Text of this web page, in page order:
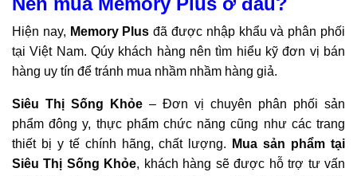
Hiện nay, Memory Plus đã được nhập khẩu và phân phối
tại Việt Nam. Qúy khách hàng nên tìm hiểu kỹ đơn vị bán
hàng uy tín để tránh mua nhầm nhầm hàng giả.
Siêu Thị Sống Khỏe – Đơn vị chuyên phân phối sản
phẩm đông y, thực phẩm chức năng cũng như các trang
thiết bị y tế chính hãng, chất lượng.
Mua sản phẩm tại
Siêu Thị Sống Khỏe, khách hàng sẽ được hỗ trợ tư vấn